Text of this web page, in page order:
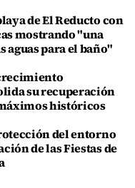
de El Reducto con
mostrando "una
aguas para el baño"
su recuperación
históricos
del entorno
de las Fiestas de